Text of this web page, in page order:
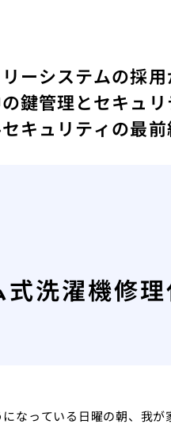
ーシステムの採
鍵管理とセキュ
キュリティの最前
式洗濯機修
なっている日曜の朝、我